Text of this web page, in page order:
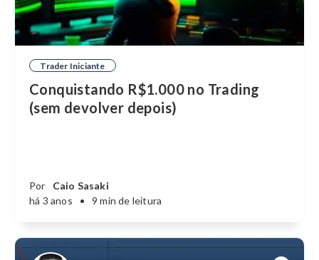
Trader Iniciante
Conquistando R$1.000 no Trading
(sem devolver depois)
Por
Caio Sasaki
há 3 anos
• 9 min de leitura